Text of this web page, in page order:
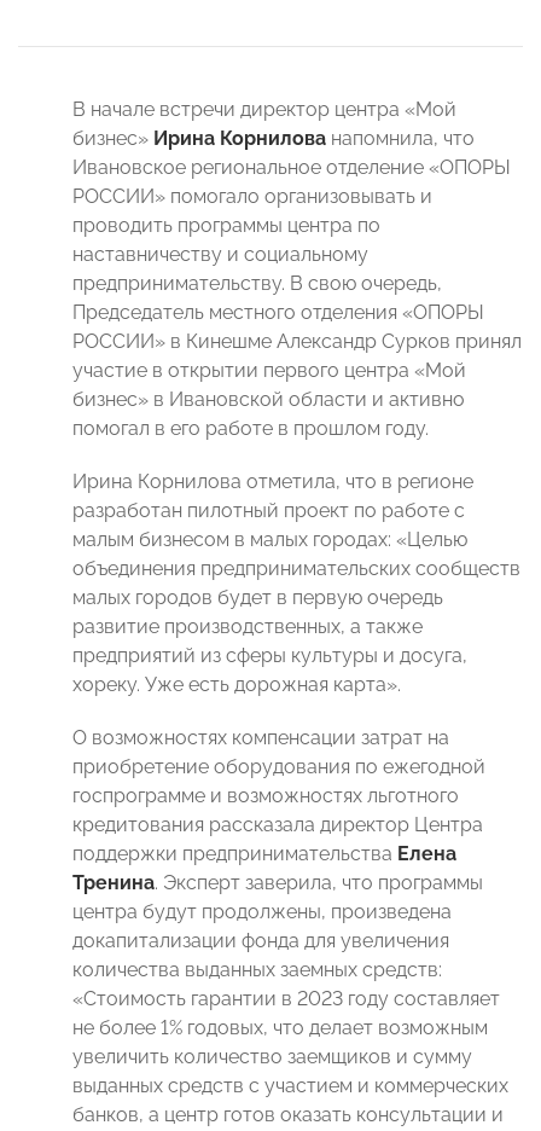
В начале встречи директор центра «Мой
бизнес» Ирина Корнилова напомнила, что
Ивановское региональное отделение «ОПОРЫ
РОССИИ» помогало организовывать и
проводить программы центра по
наставничеству и социальному
предпринимательству. В свою очередь,
Председатель местного отделения «ОПОРЫ
РОССИИ» в Кинешме Александр Сурков принял
участие в открытии первого центра «Мой
бизнес» в Ивановской области и активно
помогал в его работе в прошлом году.
Ирина Корнилова отметила, что в регионе
разработан пилотный проект по работе с
малым бизнесом в малых городах: «Целью
объединения предпринимательских сообществ
малых городов будет в первую очередь
развитие производственных, а также
предприятий из сферы культуры и досуга,
хореку. Уже есть дорожная карта».
О возможностях компенсации затрат на
приобретение оборудования по ежегодной
госпрограмме и возможностях льготного
кредитования рассказала директор Центра
поддержки предпринимательства Елена
Тренина. Эксперт заверила, что программы
центра будут продолжены, произведена
докапитализации фонда для увеличения
количества выданных заемных средств:
«Стоимость гарантии в 2023 году составляет
не более 1% годовых, что делает возможным
увеличить количество заемщиков и сумму
выданных средств с участием и коммерческих
банков, а центр готов оказать консультации и